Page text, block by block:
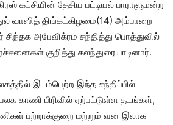
கட்சியின் தேசிய பட்டியல் பாராளுமன்ற
வாஸித் திங்கட்கிழமை(14) அம்பாறை
அபேவிக்ரம சந்தித்து பொத்துவில்
குறித்து கலந்துரையாடினார்.
இடம்பெற்ற இந்த சந்திப்பில்
காணி பிரிவில் ஏற்பட்டுள்ள தடங்கள்,
பற்றாக்குறை மற்றும் வன இலாக